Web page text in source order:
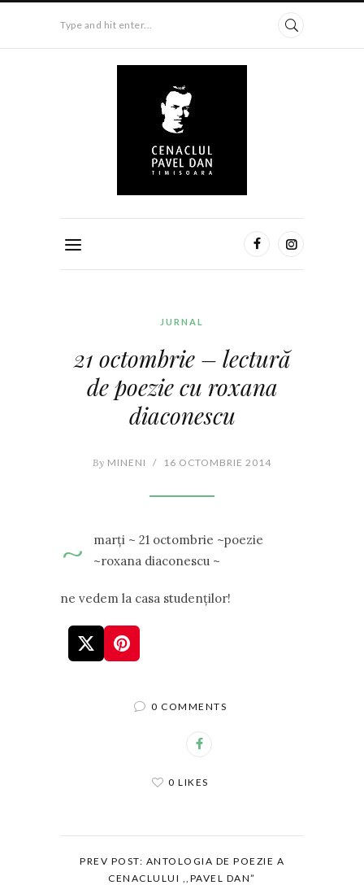
Type and hit enter...
JURNAL
21 octombrie – lectură
de poezie cu roxana
diaconescu
By MINENI / 16 OCTOMBRIE 2014
~
marți ~ 21 octombrie ~poezie
~roxana diaconescu ~
ne vedem la casa studenților!
0 COMMENTS
0 LIKES
PREV POST: ANTOLOGIA DE POEZIE A
CENACLULUI ,,PAVEL DAN”